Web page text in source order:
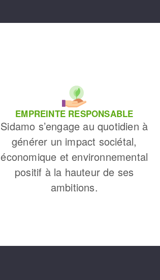
EMPREINTE RESPONSABLE
Sidamo s’engage au quotidien à
générer un impact sociétal,
économique et environnemental
positif à la hauteur de ses
ambitions.